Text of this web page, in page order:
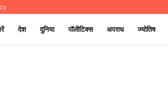
देश दुनिया पॉलीटिक्स अपराध ज्योतिष